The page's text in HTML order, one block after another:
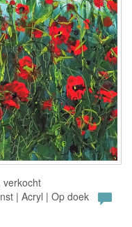
| Acryl | Op doek